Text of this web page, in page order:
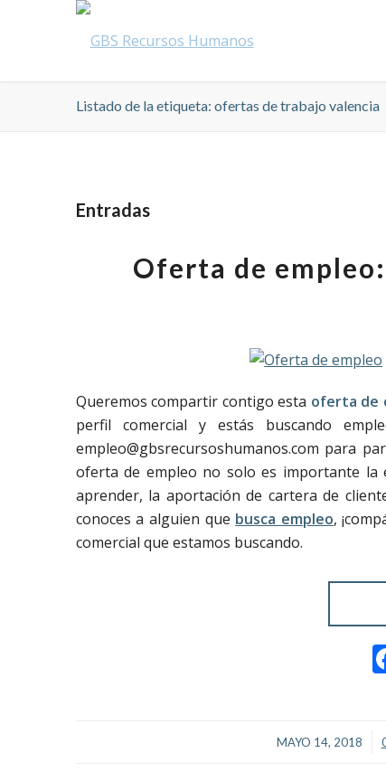
Listado de la etiqueta: ofertas de trabajo valencia
Entradas
Oferta de
Queremos compartir contigo esta oferta de
perfil comercial y estás buscando
empleo@gbsrecursoshumanos.com para
oferta de empleo no solo es importante la
aprender, la aportación de cartera de
conoces a alguien que busca empleo,
comercial que estamos buscando.
MAYO 14, 2018
/